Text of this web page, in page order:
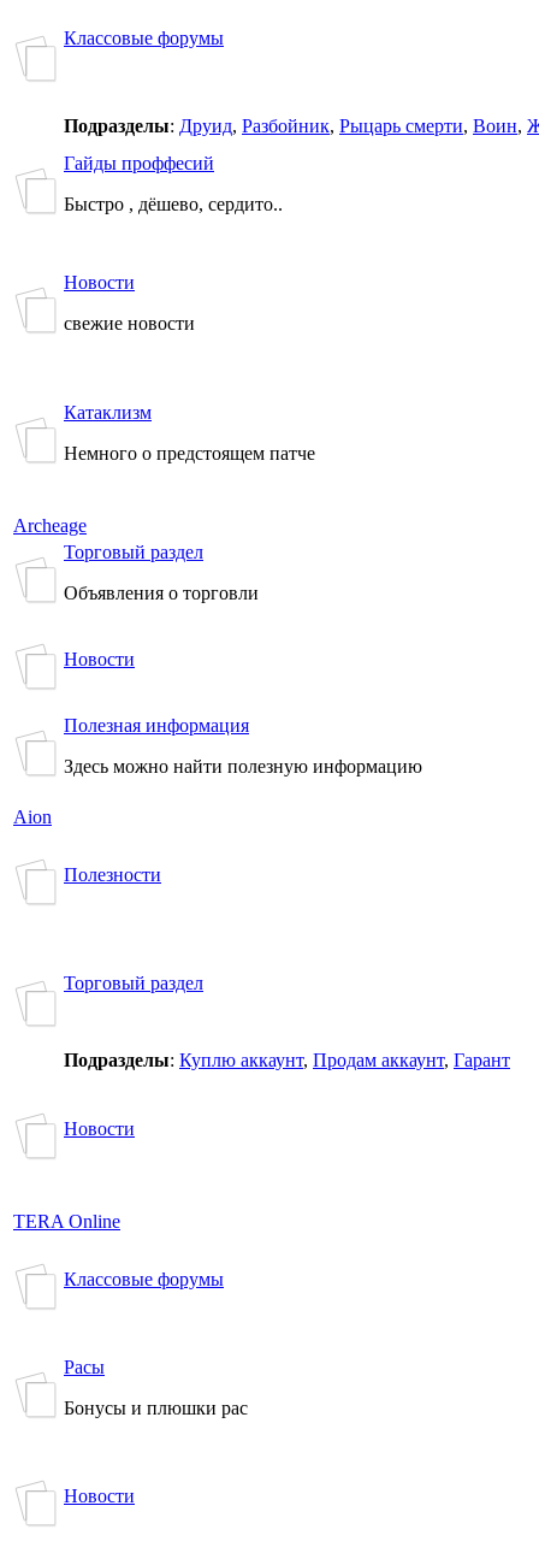
Классовые форумы
Подразделы: Друид, Разбойник, Рыцарь смерти, Воин,
Гайды проффесий
Быстро , дёшево, сердито..
Новости
свежие новости
Катаклизм
Немного о предстоящем патче
Archeage
Торговый раздел
Объявления о торговли
Новости
Полезная информация
Здесь можно найти полезную информацию
Aion
Полезности
Торговый раздел
Подразделы: Куплю аккаунт, Продам аккаунт, Гарант
Новости
TERA Online
Классовые форумы
Расы
Бонусы и плюшки рас
Новости